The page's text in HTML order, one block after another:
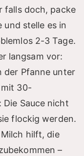
falls doch, packe
und stelle es in
2-3 Tage.
langsam vor:
der Pfanne unter
mit 30-
Sauce nicht
flockig werden.
Milch hilft, die
–